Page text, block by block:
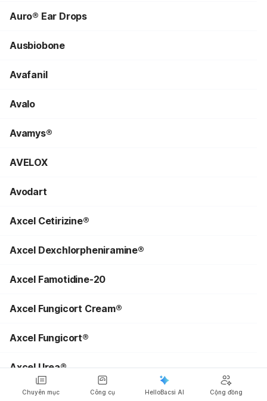
Auro® Ear Drops
Ausbiobone
Avafanil
Avalo
Avamys®
AVELOX
Avodart
Axcel Cetirizine®
Axcel Dexchlorpheniramine®
Axcel Famotidine-20
Axcel Fungicort Cream®
Axcel Fungicort®
Axcel Urea®
Axit Alendronic
Chuyên mục Công cụ HelloBacsi AI Cộng đồng